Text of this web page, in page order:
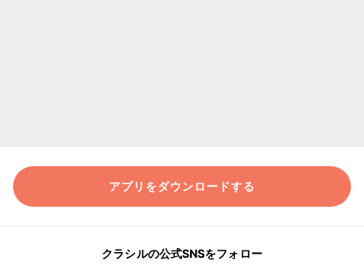
アプリをダウンロードする
クラシルの公式SNSをフォロー